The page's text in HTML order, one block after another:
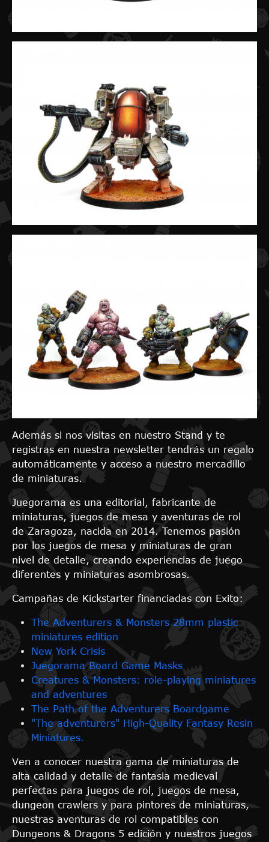
Además si nos visitas en nuestro Stand y te
registras en nuestra newsletter tendrás un regalo
automáticamente y acceso a nuestro mercadillo
de miniaturas.
Juegorama es una editorial, fabricante de
miniaturas, juegos de mesa y aventuras de rol
de Zaragoza, nacida en 2014. Tenemos pasión
por los juegos de mesa y miniaturas de gran
nivel de detalle, creando experiencias de juego
diferentes y miniaturas asombrosas.
Campañas de Kickstarter financiadas con Exito:
The Adventurers & Monsters 28mm plastic
miniatures edition
New York Crisis
Juegorama Board Game Masks
Creatures & Monsters: role-playing miniatures
and adventures
The Path of the Adventurers Boardgame
"The adventurers" High-Quality Fantasy Resin
Miniatures.
Ven a conocer nuestra gama de miniaturas de
alta calidad y detalle de fantasia medieval
perfectas para juegos de rol, juegos de mesa,
dungeon crawlers y para pintores de miniaturas,
nuestras aventuras de rol compatibles con
Dungeons & Dragons 5 edición y nuestros juegos